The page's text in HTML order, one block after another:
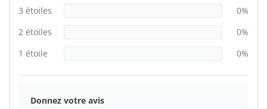
3 étoiles
0%
2 étoiles
0%
1 étoile
0%
Donnez votre avis